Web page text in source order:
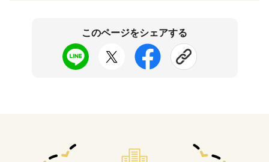
このページをシェアする